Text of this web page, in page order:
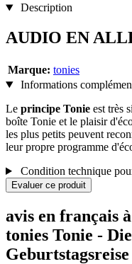
Description
AUDIO EN
Marque: tonies
Informations
Le principe Tonie est très
boîte Tonie et le plaisir
les plus petits peuvent
leur propre programme
Condition technique
Evaluer ce produit
avis en français
tonies Tonie -